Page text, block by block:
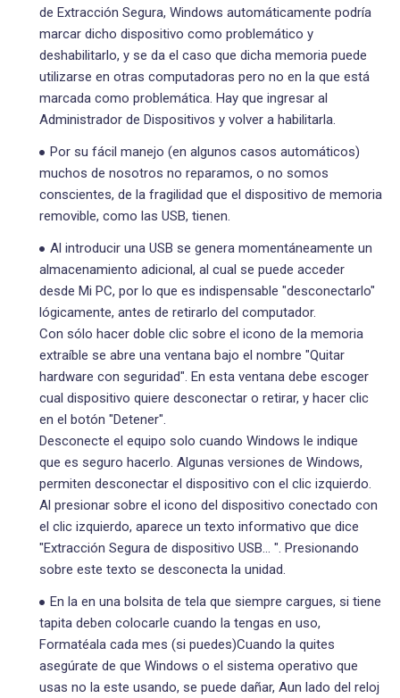
de Extracción Segura, Windows automáticamente podría
marcar dicho dispositivo como problemático y
deshabilitarlo, y se da el caso que dicha memoria puede
utilizarse en otras computadoras pero no en la que está
marcada como problemática. Hay que ingresar al
Administrador de Dispositivos y volver a habilitarla.
Por su fácil manejo (en algunos casos automáticos)
muchos de nosotros no reparamos, o no somos
conscientes, de la fragilidad que el dispositivo de memoria
removible, como las USB, tienen.
Al introducir una USB se genera momentáneamente un
almacenamiento adicional, al cual se puede acceder
desde Mi PC, por lo que es indispensable "desconectarlo"
lógicamente, antes de retirarlo del computador.
Con sólo hacer doble clic sobre el icono de la memoria
extraíble se abre una ventana bajo el nombre "Quitar
hardware con seguridad". En esta ventana debe escoger
cual dispositivo quiere desconectar o retirar, y hacer clic
en el botón "Detener".
Desconecte el equipo solo cuando Windows le indique
que es seguro hacerlo. Algunas versiones de Windows,
permiten desconectar el dispositivo con el clic izquierdo.
Al presionar sobre el icono del dispositivo conectado con
el clic izquierdo, aparece un texto informativo que dice
"Extracción Segura de dispositivo USB... ". Presionando
sobre este texto se desconecta la unidad.
En la en una bolsita de tela que siempre cargues, si tiene
tapita deben colocarle cuando la tengas en uso,
Formatéala cada mes (si puedes)Cuando la quites
asegúrate de que Windows o el sistema operativo que
usas no la este usando, se puede dañar, Aun lado del reloj